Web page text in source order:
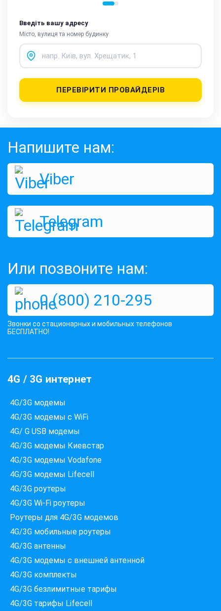
Введіть вашу адресу
Місто, вулиця та номер будинку
ПЕРЕВІРИТИ ПРОВАЙДЕРІВ
Напишите нам:
Viber
Telegram
Или позвоните нам:
0 (800) 210-295
Звонки со стационарных и мобильных телефонов
БЕСПЛАТНО!
4G / 3G интернет
4G/3G модемы
4G/3G модемы с WiFi
4G/ G USB модемы
4G/3G модемы Киевстар
4G/3G модемы Vodafone
4G/3G модемы Lifecell
4G/3G роутеры
4G/3G Wi-Fi роутеры
Роутеры для 4G/3G модемов
4G/3G мобильные роутеры
4G/3G антенны
4G/3G модемы c внешней антенной
4G/3G комплекты
4G/3G безлимитные тарифы
4G/3G тарифы LifecellЯкі провайдери працюють